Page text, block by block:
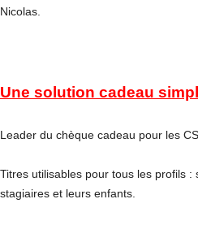
Nicolas.
Une solution cadeau
Leader du chèque cadeau pour les
Titres utilisables pour tous les profils :
stagiaires et leurs enfants.